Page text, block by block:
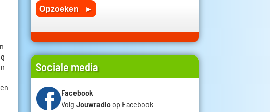
Sociale media
Facebook
Volg Jouwradio op Facebook